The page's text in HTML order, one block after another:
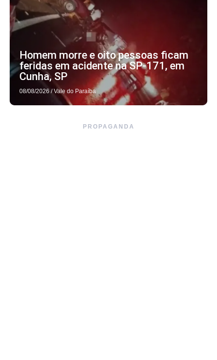
Homem morre e oito pessoas ficam
feridas em acidente na SP-171, em
Cunha, SP
08/08/2026 / Vale do Paraíba
PROPAGANDA